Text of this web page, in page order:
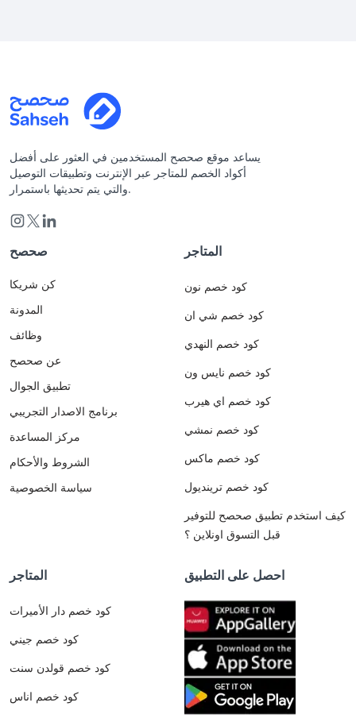
يساعد موقع صحصح المستخدمين في العثور على أفضل
أكواد الخصم للمتاجر عبر الإنترنت وتطبيقات التوصيل
والتي يتم تحديثها باستمرار.
صحصح
كن شريكا
المدونة
وظائف
عن صحصح
تطبيق الجوال
برنامج الاصدار التجريبي
مركز المساعدة
الشروط والأحكام
سياسة الخصوصية
المتاجر
كود خصم نون
كود خصم شي ان
كود خصم النهدي
كود خصم نايس ون
كود خصم اي هيرب
كود خصم نمشي
كود خصم ماكس
كود خصم ترينديول
كيف استخدم تطبيق صحصح للتوفير
قبل التسوق اونلاين ؟
المتاجر
كود خصم دار الأميرات
كود خصم جيني
كود خصم قولدن سنت
كود خصم اناس
احصل على التطبيق